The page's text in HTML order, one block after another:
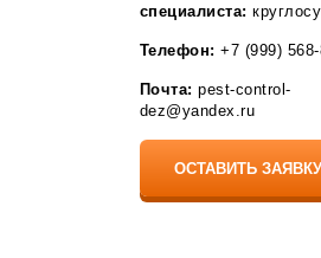
специалиста:
Телефон: +7 (999)
Почта: pest-control-
dez@yandex.ru